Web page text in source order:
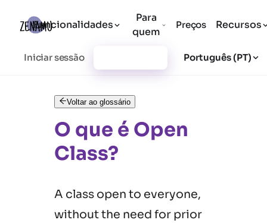
Funcionalidades
Para
quem
Preços Recursos
Iniciar sessão Português (PT)
Voltar ao glossário
O que é Open
Class?
A class open to everyone,
without the need for prior